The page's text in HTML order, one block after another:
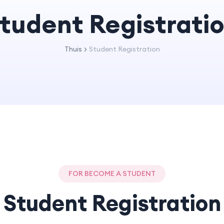
Thuis Student Registration
FOR BECOME A STUDENT
Student Registration